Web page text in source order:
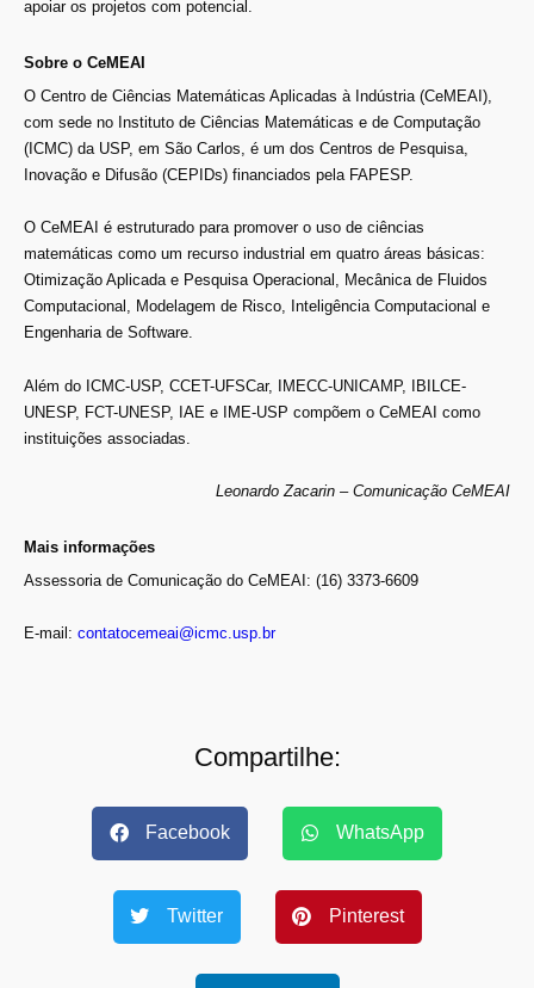
apoiar os projetos com potencial.
Sobre o CeMEAI
O Centro de Ciências Matemáticas Aplicadas à Indústria (CeMEAI),
com sede no Instituto de Ciências Matemáticas e de Computação
(ICMC) da USP, em São Carlos, é um dos Centros de Pesquisa,
Inovação e Difusão (CEPIDs) financiados pela FAPESP.
O CeMEAI é estruturado para promover o uso de ciências
matemáticas como um recurso industrial em quatro áreas básicas:
Otimização Aplicada e Pesquisa Operacional, Mecânica de Fluidos
Computacional, Modelagem de Risco, Inteligência Computacional e
Engenharia de Software.
Além do ICMC-USP, CCET-UFSCar, IMECC-UNICAMP, IBILCE-
UNESP, FCT-UNESP, IAE e IME-USP compõem o CeMEAI como
instituições associadas.
Leonardo Zacarin – Comunicação CeMEAI
Mais informações
Assessoria de Comunicação do CeMEAI: (16) 3373-6609
E-mail: contatocemeai@icmc.usp.br
Compartilhe:
Facebook WhatsApp
Twitter Pinterest